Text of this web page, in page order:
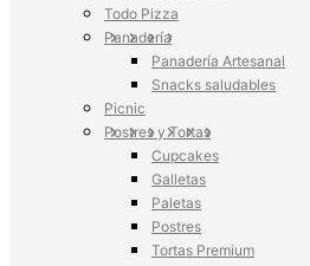
Todo Pizza
Panadería
Panadería Artesanal
Snacks saludables
Picnic
Postres y Tortas
Cupcakes
Galletas
Paletas
Postres
Tortas Premium